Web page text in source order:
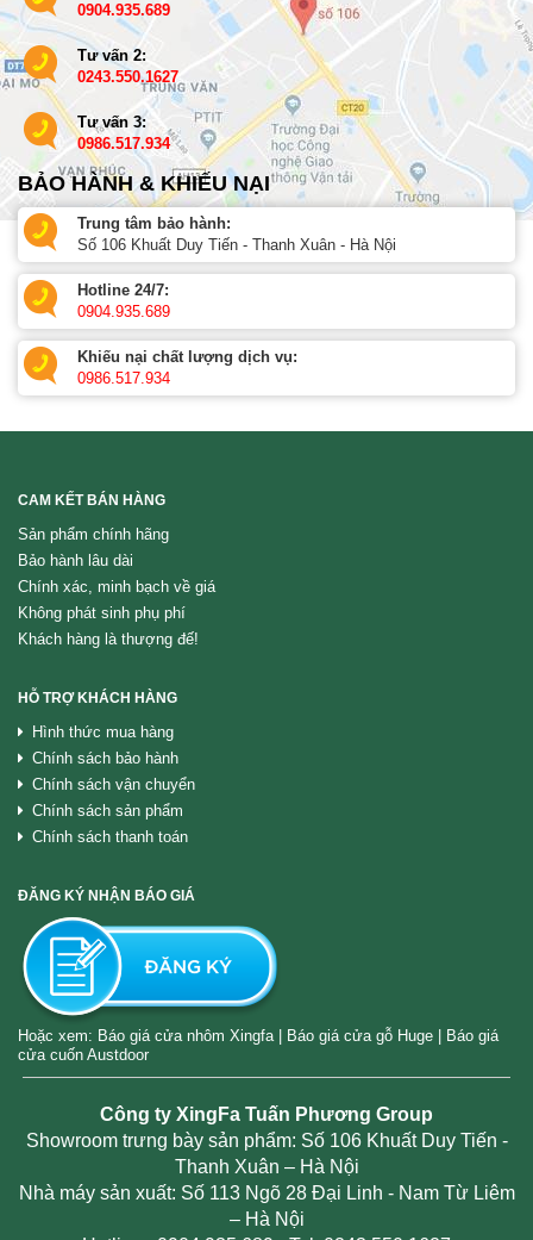
0904.935.689
Tư vấn 2:
0243.550.1627
Tư vấn 3:
0986.517.934
BẢO HÀNH & KHIẾU NẠI
Trung tâm bảo hành:
Số 106 Khuất Duy Tiến - Thanh Xuân - Hà Nội
Hotline 24/7:
0904.935.689
Khiếu nại chất lượng dịch vụ:
0986.517.934
CAM KẾT BÁN HÀNG
Sản phẩm chính hãng
Bảo hành lâu dài
Chính xác, minh bạch về giá
Không phát sinh phụ phí
Khách hàng là thượng đế!
HỖ TRỢ KHÁCH HÀNG
Hình thức mua hàng
Chính sách bảo hành
Chính sách vận chuyển
Chính sách sản phẩm
Chính sách thanh toán
ĐĂNG KÝ NHẬN BÁO GIÁ
Hoặc xem: Báo giá cửa nhôm Xingfa| Báo giá cửa gỗ Huge
Báo giá
cửa cuốn Austdoor
Công ty XingFa Tuấn Phương Group
Showroom trưng bày sản phẩm: Số 106 Khuất Duy Tiến -
Thanh Xuân – Hà Nội
Nhà máy sản xuất: Số 113 Ngõ 28 Đại Linh - Nam Từ Liêm
– Hà Nội